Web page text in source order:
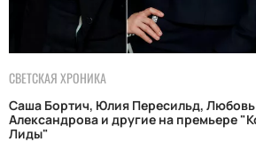
СВЕТСКАЯ ХРОНИКА
Саша Бортич, Юлия Пересильд,
Александрова и другие на премьере
Лиды"